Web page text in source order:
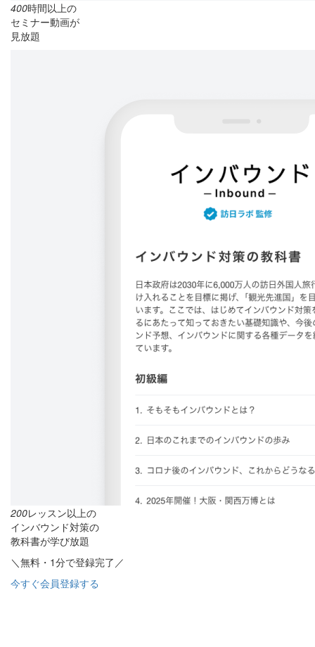
400時間以上の
セミナー動画が
見放題
200レッスン以上の
インバウンド対策の
教科書が学び放題
＼無料・1分で登録完了／
今すぐ会員登録する